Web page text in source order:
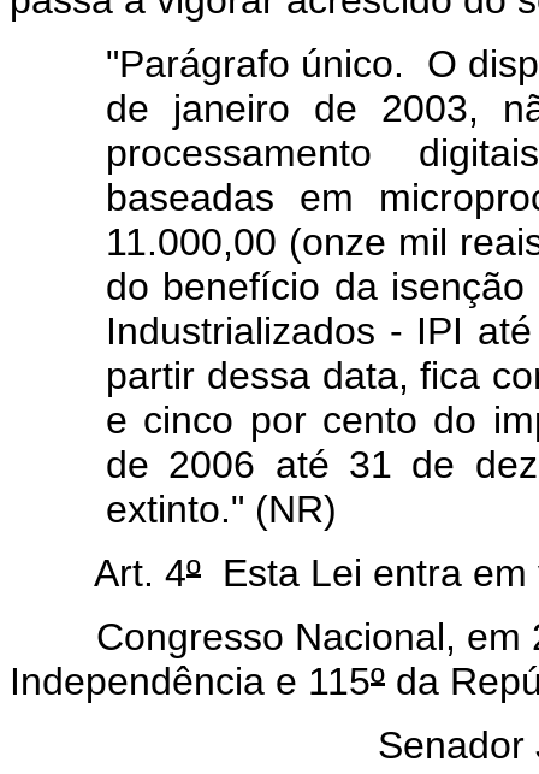
"Parágrafo único. O
de janeiro de 2003,
processamento
baseadas em
11.000,00 (onze mil
do benefício da
Industrializados - IPI
partir dessa data, fica
e cinco por cento do
de 2006 até 31 de
extinto." (NR)
Art. 4º Esta Lei entra
Congresso Nacional, em
Independência e 115º da
Senador